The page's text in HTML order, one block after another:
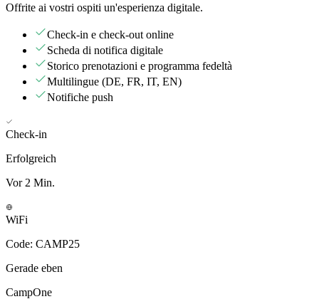
Offrite ai vostri ospiti un'esperienza digitale.
Check-in e check-out online
Scheda di notifica digitale
Storico prenotazioni e programma fedeltà
Multilingue (DE, FR, IT, EN)
Notifiche push
Check-in
Erfolgreich
Vor 2 Min.
WiFi
Code: CAMP25
Gerade eben
CampOne